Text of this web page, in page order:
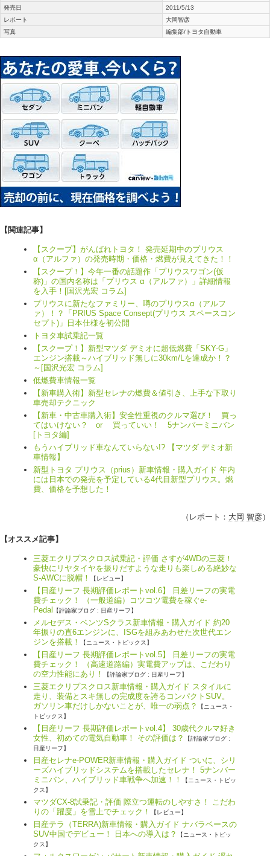
発売日
2011/5/13
レポート
大岡智彦
写真
編集部/トヨタ自動車
【関連記事】
【スクープ】がんばれトヨタ！ 発売延期中のプリウス
α（アルファ）の発売時期・価格・燃費が見えてきた！！
【スクープ！】今年一番の話題作「プリウスワゴン(仮
称)」の国内名称は「プリウス α（アルファ）」詳細情報
を入手！[国沢光宏 コラム]
プリウスに新たなファミリー、噂のプリウスα（アルフ
ァ）！？「PRIUS Space Consept(プリウス スペースコン
セプト)」日本仕様を初公開
トヨタ車試乗記一覧
【スクープ！】新型マツダ デミオに超低燃費「SKY-G」
エンジン搭載～ハイブリッド無しに30km/Lを達成か！？
～[国沢光宏 コラム]
低燃費車情報一覧
【新車購入術】新型セレナの燃費＆値引き、上手な下取り
車売却テクニック
【新車・中古車購入術】安全性重視のクルマ選び！ 買っ
てはいけない？ or 買っていい！ 5ナンバーミニバン
[トヨタ編]
もうハイブリッド車なんていらない!? 【マツダ デミオ新
車情報】
新型トヨタ プリウス（prius）新車情報・購入ガイド 年内
には日本での発売を予定している4代目新型プリウス。燃
費、価格を予想した！
（レポート： 大岡 智彦）
【オススメ記事】
三菱エクリプスクロス試乗記・評価 さすが4WDの三菱！
豪快にリヤタイヤを振りだすような走りも楽しめる絶妙な
S-AWCに脱帽！
【レビュー】
【日産リーフ 長期評価レポートvol.6】 日差リーフの実電
費チェック！ （一般道編）コツコツ電費を稼ぐe-
Pedal
【評論家ブログ : 日産リーフ】
メルセデス・ベンツSクラス新車情報・購入ガイド 約20
年振りの直6エンジンに、ISGを組みあわせた次世代エン
ジンを搭載！
【ニュース・トピックス】
【日産リーフ 長期評価レポートvol.5】 日差リーフの実電
費チェック！ （高速道路編）実電費アップは、こだわり
の空力性能にあり！
【評論家ブログ : 日産リーフ】
三菱エクリプスクロス新車情報・購入ガイド スタイルに
走り、装備とスキ無しの完成度を誇るコンパクトSUV。
ガソリン車だけしかないことが、唯一の弱点？
【ニュース・
トピックス】
【日産リーフ 長期評価レポートvol.4】 30歳代クルマ好き
女性、初めての電気自動車！ その評価は？
【評論家ブログ :
日産リーフ】
日産セレナe-POWER新車情報・購入ガイド ついに、シリ
ーズハイブリッドシステムを搭載したセレナ！ 5ナンバー
ミニバン、ハイブリッド車戦争へ加速！！
【ニュース・トピッ
クス】
マツダCX-8試乗記・評価 際立つ運転のしやすさ！ こだわ
りの「躍度」を雪上でチェック！
【レビュー】
日産テラ（TERRA)新車情報・購入ガイド ナバラベースの
SUV中国でデビュー！ 日本への導入は？
【ニュース・トピッ
クス】